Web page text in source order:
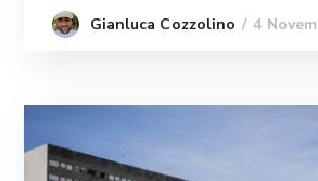
Gianluca Cozzolino 4